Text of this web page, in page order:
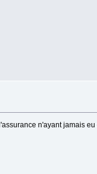
n'ayant jamais eu